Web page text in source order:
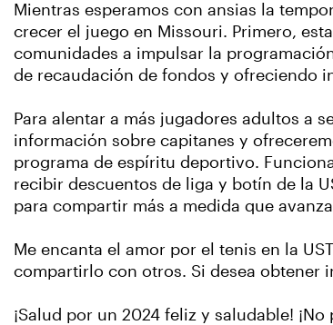
Mientras esperamos con ansias la
crecer el juego en Missouri. Primero,
comunidades a impulsar la
de recaudación de fondos y ofreciendo
Para alentar a más jugadores adultos a
información sobre capitanes y
programa de espíritu deportivo.
recibir descuentos de liga y botín de la
para compartir más a medida que
Me encanta el amor por el tenis en la
compartirlo con otros. Si desea obtener
¡Salud por un 2024 feliz y saludable!